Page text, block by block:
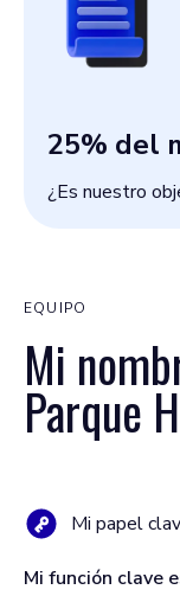
25% del
¿Es nuestro
EQUIPO
Mi
Parque
Mi papel
Mi función clave